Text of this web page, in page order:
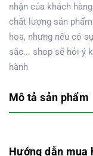
nhận của khách
chất lượng sản
hoa, nhưng nếu có
sắc... shop sẽ hỏi ý
hành
Mô tả sản phẩm
Hướng dẫn mua